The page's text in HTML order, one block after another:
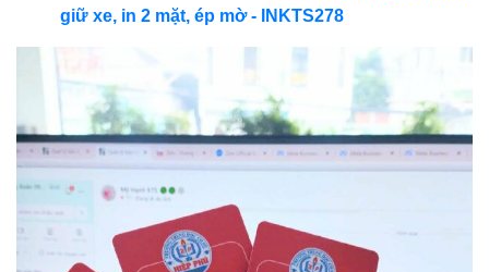
giữ xe, in 2 mặt, ép mờ - INKTS278